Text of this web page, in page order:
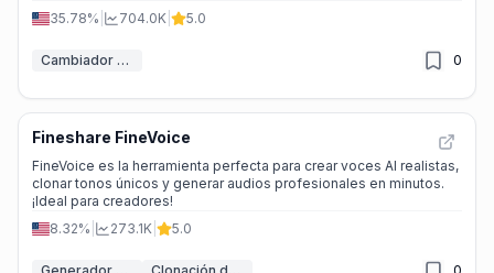
35.78%
704.0K 5.0
Cambiador de voz IA 0
Fineshare FineVoice
FineVoice es la herramienta perfecta para crear voces AI realistas,
clonar tonos únicos y generar audios profesionales en minutos.
¡Ideal para creadores!
8.32%
273.1K 5.0